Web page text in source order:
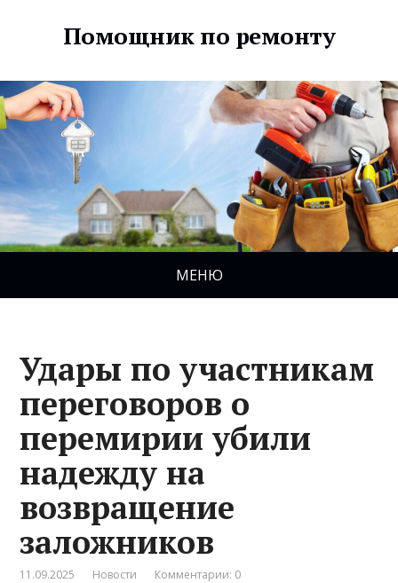
Помощник по ремонту
МЕНЮ
Удары по участникам
переговоров о
перемирии убили
надежду на
возвращение
заложников
11.09.2025 Новости Комментарии: 0